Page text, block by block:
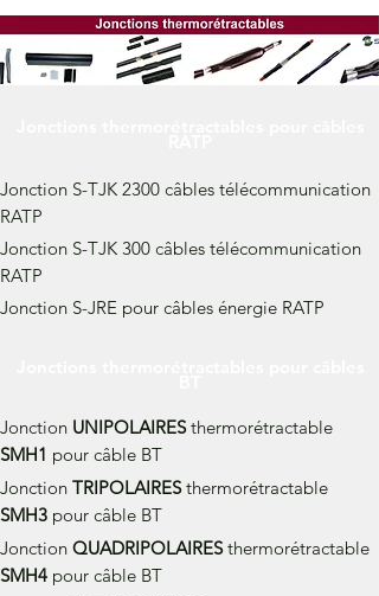
Jonction S-TJK 2300 câbles télécommunication
RATP
Jonction S-TJK 300 câbles télécommunication
RATP
Jonction S-JRE pour câbles énergie RATP
Jonction UNIPOLAIRESthermorétractable
SMH1 pour câble BT
Jonction TRIPOLAIRESthermorétractable
SMH3 pour câble BT
Jonction QUADRIPOLAIRESthermorétractable
SMH4 pour câble BT